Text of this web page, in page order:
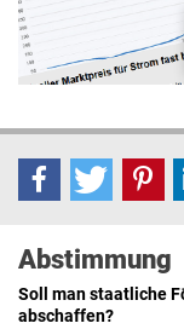
Abstimmung
Soll man staatliche
abschaffen?